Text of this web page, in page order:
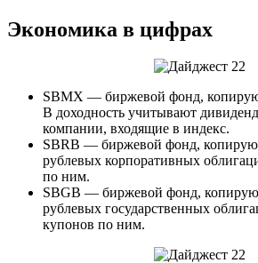
Экономика в цифрах
SBMX — биржевой фонд,
В доходность учитывают
компании, входящие в индекс.
SBRB — биржевой фонд,
рублевых корпоративных
по ним.
SBGB — биржевой фонд,
рублевых государственных
купонов по ним.